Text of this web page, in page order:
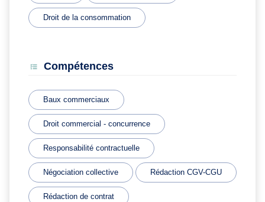
Droit de la consommation
Compétences
Baux commerciaux
Droit commercial - concurrence
Responsabilité contractuelle
Négociation collective Rédaction CGV-CGU
Rédaction de contrat